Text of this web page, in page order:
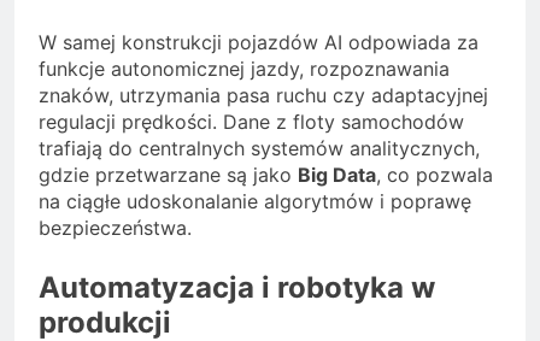
W samej konstrukcji pojazdów AI odpowiada za
funkcje autonomicznej jazdy, rozpoznawania
znaków, utrzymania pasa ruchu czy adaptacyjnej
regulacji prędkości. Dane z floty samochodów
trafiają do centralnych systemów analitycznych,
gdzie przetwarzane są jako Big Data, co pozwala
na ciągłe udoskonalanie algorytmów i poprawę
bezpieczeństwa.
Automatyzacja i robotyka w
produkcji